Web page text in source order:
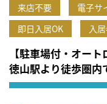
来店不要 電子サ
即日入居OK
入
【駐車場付・オー
徳山駅より徒歩圏内